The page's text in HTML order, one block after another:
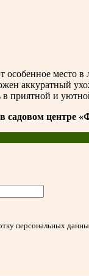
место в
аккуратный
в приятной и
садовом центре
персональных